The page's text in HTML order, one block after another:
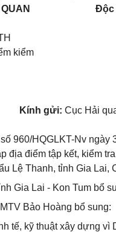
kiểm
Độc
Kính gửi: Cục Hải
960/HQGLKT-Nv ngày
địa điểm tập kết, kiểm
Lệ Thanh, tỉnh Gia Lai,
Gia Lai - Kon Tum bổ
Bảo Hoàng bổ sung:
tế, kỹ thuật xây dựng